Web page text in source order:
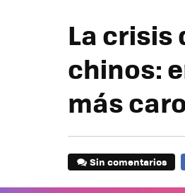
La crisis
chinos:
más
Sin comentarios